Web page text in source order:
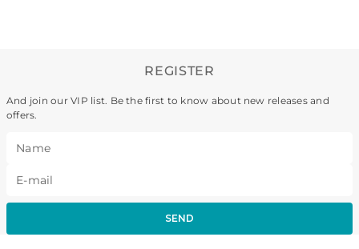
REGISTER
And join our VIP list. Be the first to know about new releases and
offers.
SEND